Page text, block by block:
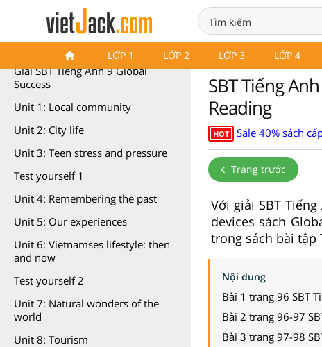
LỚP 1 LỚP 2 LỚP 3 LỚP 4
SBT Tiếng Anh 9 Global Success
Giải SBT Tiếng Anh 9 Global
Success
Unit 1: Local community
Unit 2: City life
Unit 3: Teen stress and pressure
Test yourself 1
Unit 4: Remembering the past
Unit 5: Our experiences
Unit 6: Vietnamses lifestyle: then
and now
Test yourself 2
Unit 7: Natural wonders of the
world
Unit 8: Tourism
SBT Tiếng
Reading
HOT Sale 40% sách
Trang trước
Với giải SBT
devices sách
trong sách bài tập
Nội dung
Bài 1 trang 96 SBT
Bài 2 trang 96-97
Bài 3 trang 97-98